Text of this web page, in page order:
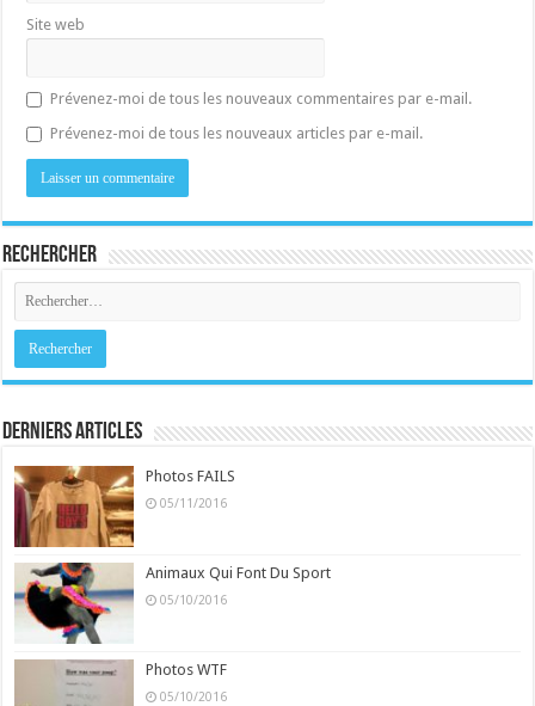
Site web
Prévenez-moi de tous les nouveaux commentaires par e-mail.
Prévenez-moi de tous les nouveaux articles par e-mail.
Rechercher
Derniers Articles
Photos FAILS
05/11/2016
Animaux Qui Font Du Sport
05/10/2016
Photos WTF
05/10/2016